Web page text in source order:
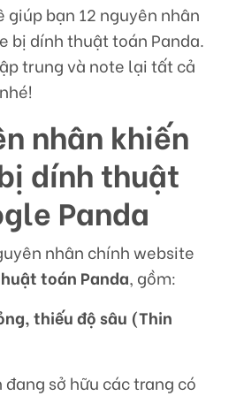
bạn 12 nguyên nhân
bị dính thuật toán Panda.
trung và note lại tất cả
nhân khiến
dính thuật
Panda
nhân chính website
toán Panda, gồm:
thiếu độ sâu (Thin
sở hữu các trang có